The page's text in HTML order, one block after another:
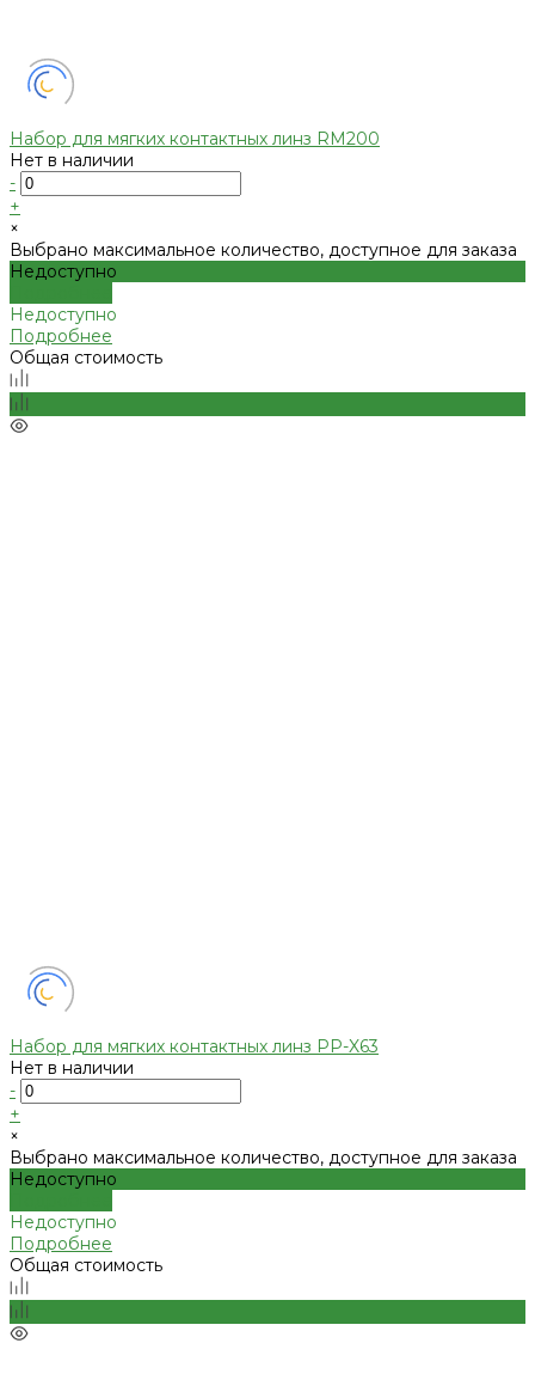
Набор для мягких контактных линз RM200
Нет в наличии
-
+
×
Выбрано максимальное количество, доступное для заказа
Недоступно
Недоступно
Подробнее
Общая стоимость
Набор для мягких контактных линз PP-X63
Нет в наличии
-
+
×
Выбрано максимальное количество, доступное для заказа
Недоступно
Недоступно
Подробнее
Общая стоимость